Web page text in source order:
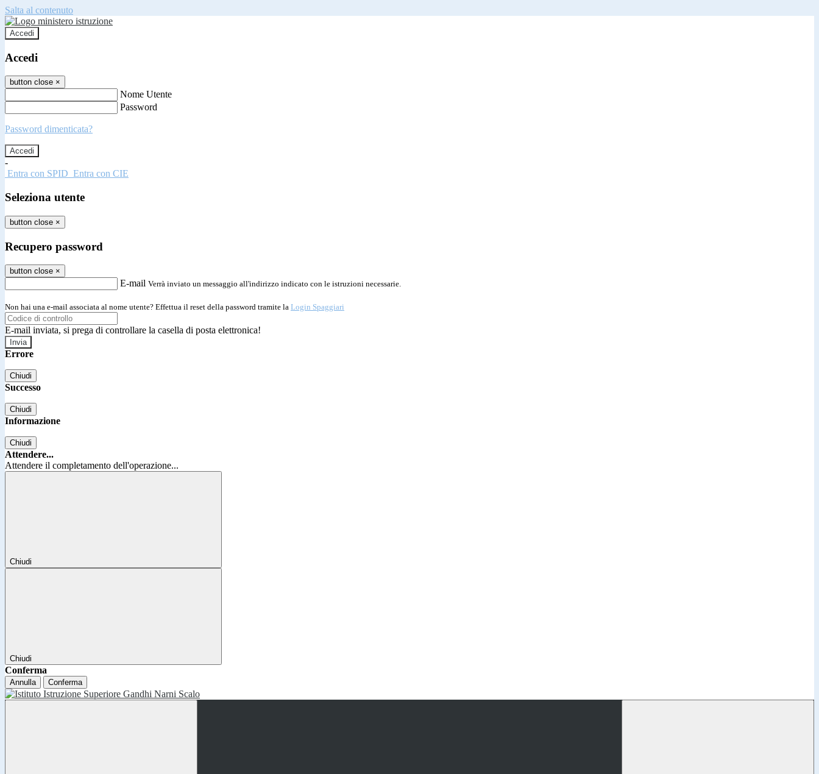
Salta al contenuto
Accedi
Accedi
button close ×
Nome Utente
Password
Password dimenticata?
-
Entra con SPID Entra con CIE
Seleziona utente
button close ×
Recupero password
button close ×
E-mail Verrà inviato un messaggio all'indirizzo indicato con le istruzioni necessarie.
Non hai una e-mail associata al nome utente? Effettua il reset della password tramite la Login Spaggiari
E-mail inviata, si prega di controllare la casella di posta elettronica!
Errore
Chiudi
Successo
Chiudi
Informazione
Chiudi
Attendere...
Attendere il completamento dell'operazione...
Chiudi
Chiudi
Conferma
Annulla Conferma